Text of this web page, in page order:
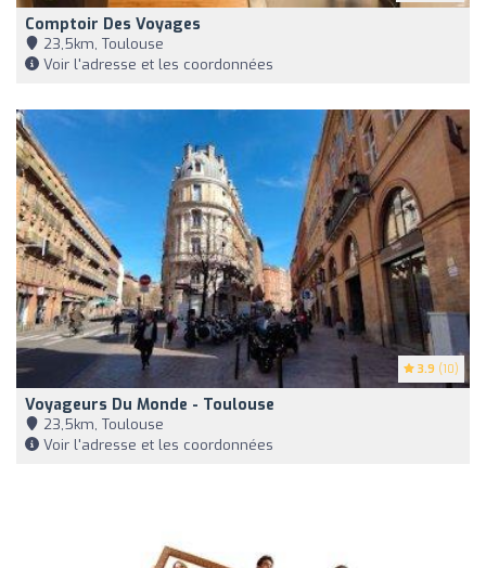
Comptoir Des Voyages
23,5km, Toulouse
Voir l'adresse et les coordonnées
3.9 (10)
Voyageurs Du Monde - Toulouse
23,5km, Toulouse
Voir l'adresse et les coordonnées